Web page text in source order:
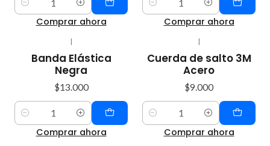
Cantidad
Comprar ahora
Cantidad
Comprar ahora
|
Banda Elástica
Negra
$13.000
Cantidad
Comprar ahora
|
Cuerda de salto 3M
Acero
$9.000
Cantidad
Comprar ahora